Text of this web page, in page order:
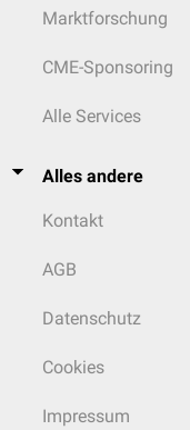
Marktforschung
CME-Sponsoring
Alle Services
Alles andere
Kontakt
AGB
Datenschutz
Cookies
Impressum